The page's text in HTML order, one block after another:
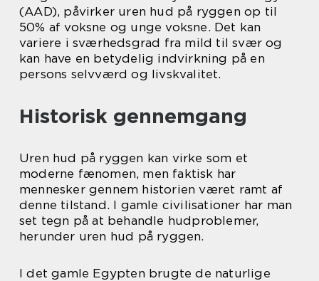
(AAD), påvirker uren hud på ryggen op til
50% af voksne og unge voksne. Det kan
variere i sværhedsgrad fra mild til svær og
kan have en betydelig indvirkning på en
persons selvværd og livskvalitet.
Historisk gennemgang
Uren hud på ryggen kan virke som et
moderne fænomen, men faktisk har
mennesker gennem historien været ramt af
denne tilstand. I gamle civilisationer har man
set tegn på at behandle hudproblemer,
herunder uren hud på ryggen.
I det gamle Egypten brugte de naturlige